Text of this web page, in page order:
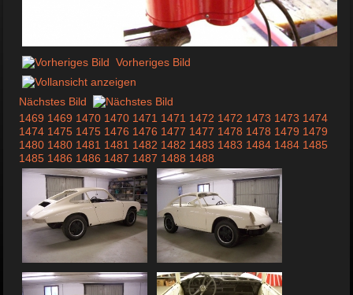
Vorheriges Bild
Nächstes Bild
1469 1469 1470 1470 1471 1471 1472 1472 1473 1473 1474
1474 1475 1475 1476 1476 1477 1477 1478 1478 1479 1479
1480 1480 1481 1481 1482 1482 1483 1483 1484 1484 1485
1485 1486 1486 1487 1487 1488 1488